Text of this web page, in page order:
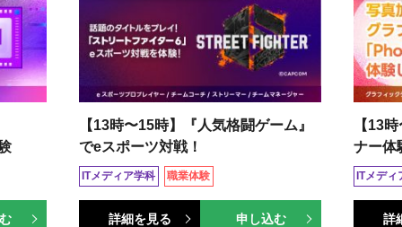
【13時〜15時】『人気格闘ゲーム』
でeスポーツ対戦！
ITメディア学科 職業体験
詳細を見る 申し込む
【13
ナー体
ITメディ
詳